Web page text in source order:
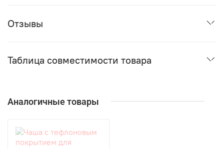
Отзывы
Таблица совместимости товара
Аналогичные товары